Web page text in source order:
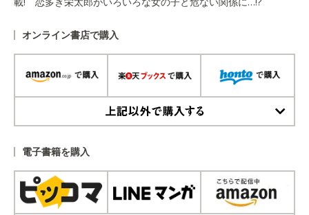
オンライン書店で購入
電子書籍を購入